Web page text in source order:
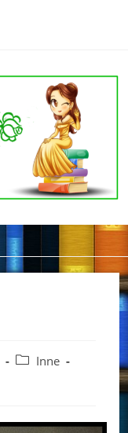
PostInne